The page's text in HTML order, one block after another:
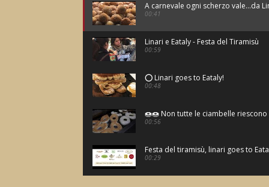
A carnevale ogni scherzo vale...da
00:41
Linari e Eataly - Festa del Tiramisù
00:59
⭕ Linari goes to Eataly!
00:48
🍩🍩 Non tutte le ciambelle
00:56
Festa del tiramisù, linari goes to
00:29